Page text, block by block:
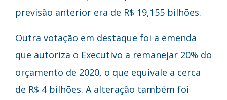
previsão anterior era de R$ 19,155 bilhões.
Outra votação em destaque foi a emenda
que autoriza o Executivo a remanejar 20% do
orçamento de 2020, o que equivale a cerca
de R$ 4 bilhões. A alteração também foi